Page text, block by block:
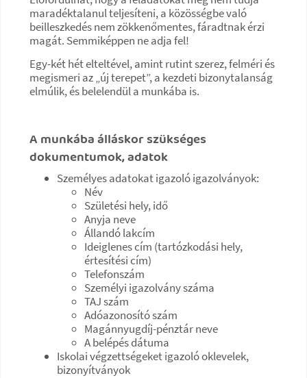
maradéktalanul teljesíteni, a közösségbe való
beilleszkedés nem zökkenőmentes, fáradtnak érzi
magát. Semmiképpen ne adja fel!
Egy-két hét elteltével, amint rutint szerez, felméri és
megismeri az „új terepet”, a kezdeti bizonytalanság
elmúlik, és belelendül a munkába is.
A munkába álláskor szükséges
dokumentumok, adatok
Személyes adatokat igazoló igazolványok:
Név
Születési hely, idő
Anyja neve
Állandó lakcím
Ideiglenes cím (tartózkodási hely,
értesítési cím)
Telefonszám
Személyi igazolvány száma
TAJ szám
Adóazonosító szám
Magánnyugdíj-pénztár neve
A belépés dátuma
Iskolai végzettségeket igazoló oklevelek,
bizonyítványok